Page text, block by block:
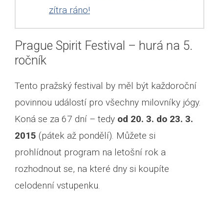
zítra ráno!
Prague Spirit Festival – hurá na 5.
ročník
Tento pražský festival by měl být každoroční
povinnou událostí pro všechny milovníky jógy.
Koná se za 67 dní – tedy od 20. 3. do 23. 3.
2015 (pátek až pondělí). Můžete si
prohlídnout program na letošní rok a
rozhodnout se, na které dny si koupíte
celodenní vstupenku.